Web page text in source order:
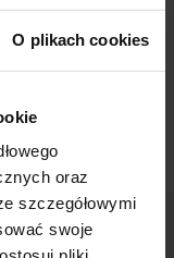
O plikach cookies
oraz
szczegółowymi
swoje